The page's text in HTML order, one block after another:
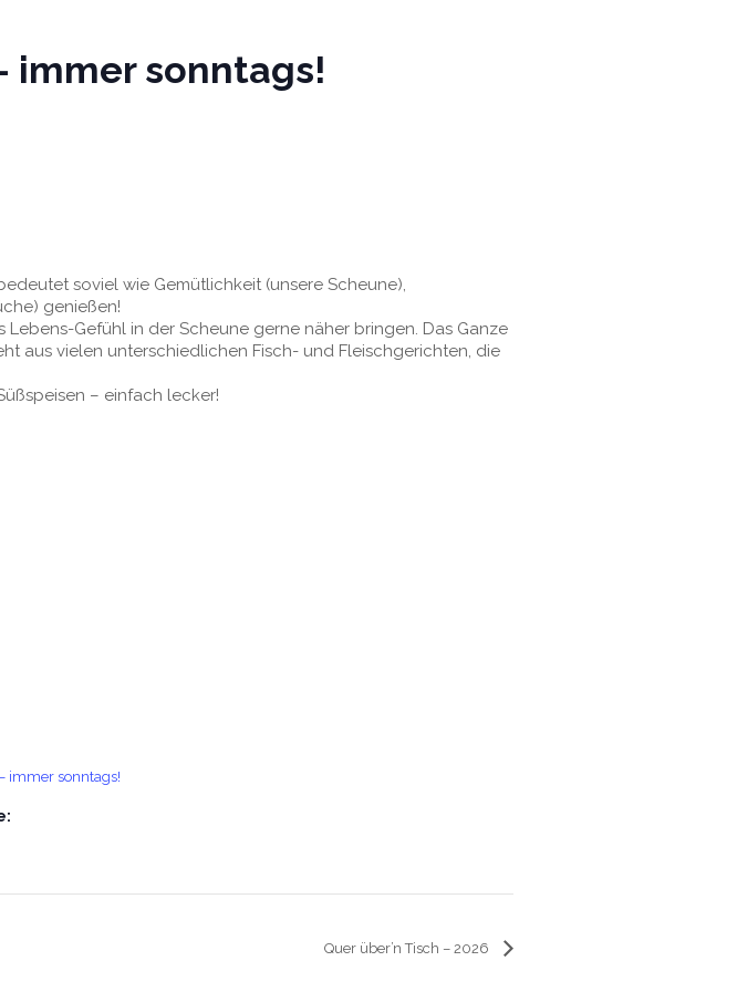
immer sonntags!
soviel wie Gemütlichkeit (unsere Scheune),
genießen!
Gefühl in der Scheune gerne näher bringen. Das Ganze
aus vielen unterschiedlichen Fisch- und Fleischgerichten, die
– einfach lecker!
immer sonntags!
Quer über’n Tisch – 2026